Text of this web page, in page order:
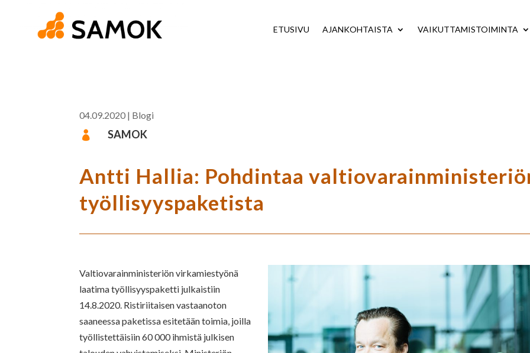
ETUSIVU AJANKOHTAISTA VAIKUTTAMISTOIMINTA
04.09.2020 | Blogi
 SAMOK
Antti Hallia: Pohdintaa
työllisyyspaketista
Valtiovarainministeriön virkamiestyönä
laatima työllisyyspaketti julkaistiin
14.8.2020. Ristiriitaisen vastaanoton
saaneessa paketissa esitetään toimia, joilla
työllistettäisiin 60 000 ihmistä julkisen